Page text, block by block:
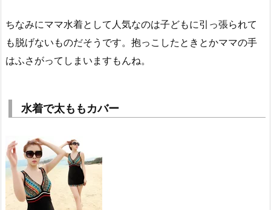
ちなみにママ水着として人気なのは子どもに引っ張られて
も脱げないものだそうです。抱っこしたときとかママの手
はふさがってしまいますもんね。
水着で太ももカバー